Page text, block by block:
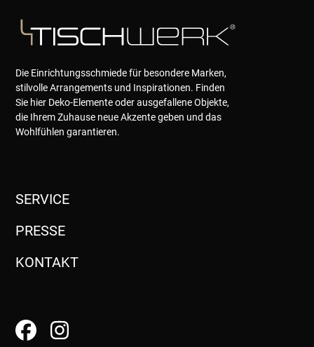
Die Einrichtungsschmiede für besondere Marken,
stilvolle Arrangements und Inspirationen. Finden
Sie hier Deko-Elemente oder ausgefallene Objekte,
die Ihrem Zuhause neue Akzente geben und das
Wohlfühlen garantieren.
SERVICE
PRESSE
KONTAKT